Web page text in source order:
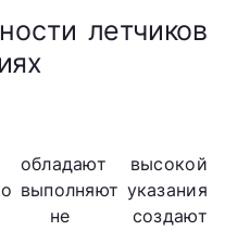
летчиков
высокой
выполняют указания
не создают